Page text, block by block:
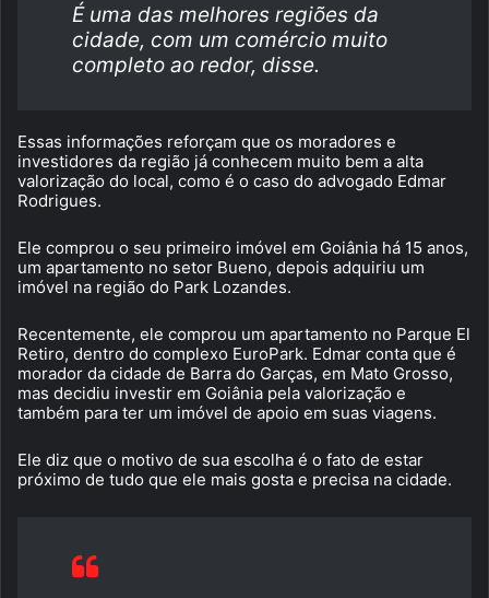
É uma das melhores regiões da
cidade, com um comércio muito
completo ao redor, disse.
Essas informações reforçam que os moradores e
investidores da região já conhecem muito bem a alta
valorização do local, como é o caso do advogado Edmar
Rodrigues.
Ele comprou o seu primeiro imóvel em Goiânia há 15 anos,
um apartamento no setor Bueno, depois adquiriu um
imóvel na região do Park Lozandes.
Recentemente, ele comprou um apartamento no Parque El
Retiro, dentro do complexo EuroPark. Edmar conta que é
morador da cidade de Barra do Garças, em Mato Grosso,
mas decidiu investir em Goiânia pela valorização e
também para ter um imóvel de apoio em suas viagens.
Ele diz que o motivo de sua escolha é o fato de estar
próximo de tudo que ele mais gosta e precisa na cidade.